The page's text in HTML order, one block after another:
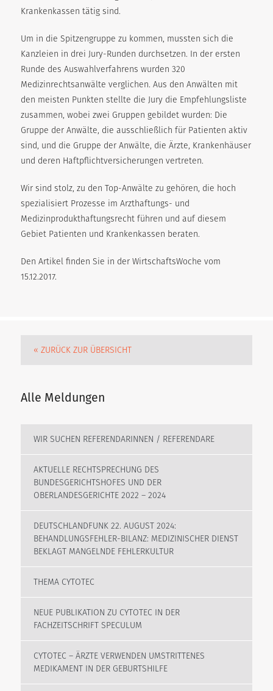
Krankenkassen tätig sind.
Um in die Spitzengruppe zu kommen, mussten sich die
Kanzleien in drei Jury-Runden durchsetzen. In der ersten
Runde des Auswahlverfahrens wurden 320
Medizinrechtsanwälte verglichen. Aus den Anwälten mit
den meisten Punkten stellte die Jury die Empfehlungsliste
zusammen, wobei zwei Gruppen gebildet wurden: Die
Gruppe der Anwälte, die ausschließlich für Patienten aktiv
sind, und die Gruppe der Anwälte, die Ärzte, Krankenhäuser
und deren Haftpflichtversicherungen vertreten.
Wir sind stolz, zu den Top-Anwälte zu gehören, die hoch
spezialisiert Prozesse im Arzthaftungs- und
Medizinprodukthaftungsrecht führen und auf diesem
Gebiet Patienten und Krankenkassen beraten.
Den Artikel finden Sie in der WirtschaftsWoche vom
15.12.2017.
« ZURÜCK ZUR ÜBERSICHT
Alle Meldungen
WIR SUCHEN REFERENDARINNEN / REFERENDARE
AKTUELLE RECHTSPRECHUNG DES
BUNDESGERICHTSHOFES UND DER
OBERLANDESGERICHTE 2022 – 2024
DEUTSCHLANDFUNK 22. AUGUST 2024:
BEHANDLUNGSFEHLER-BILANZ: MEDIZINISCHER DIENST
BEKLAGT MANGELNDE FEHLERKULTUR
THEMA CYTOTEC
NEUE PUBLIKATION ZU CYTOTEC IN DER
FACHZEITSCHRIFT SPECULUM
CYTOTEC – ÄRZTE VERWENDEN UMSTRITTENES
MEDIKAMENT IN DER GEBURTSHILFE